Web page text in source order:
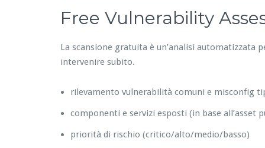
Free Vulnerability
La scansione gratuita è un’analisi automatizzata
intervenire subito.
rilevamento vulnerabilità comuni e misconfig
componenti e servizi esposti (in base all’asset
priorità di rischio (critico/alto/medio/basso)